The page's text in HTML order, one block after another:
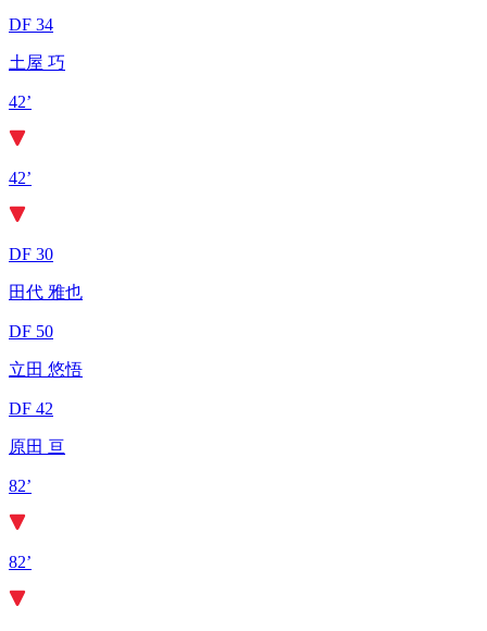
DF 34
土屋 巧
42’
42’
DF 30
田代 雅也
DF 50
立田 悠悟
DF 42
原田 亘
82’
82’